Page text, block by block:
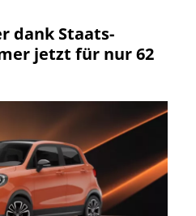
dank Staats-
jetzt für nur 62